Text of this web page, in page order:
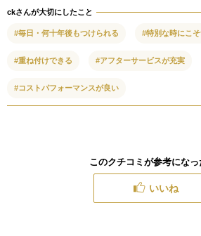
ckさんが大切にしたこと
#毎日・何十年後もつけられる #特別な時にこ
#重ね付けできる #アフターサービスが充実
#コストパフォーマンスが良い
このクチコミが参考にな
いいね